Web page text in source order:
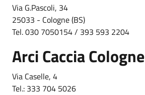
Via G.Pascoli, 34
25033 - Cologne (BS)
Tel. 030 7050154 / 393 593 2204
Arci Caccia Cologne
Via Caselle, 4
Tel.: 333 704 5026